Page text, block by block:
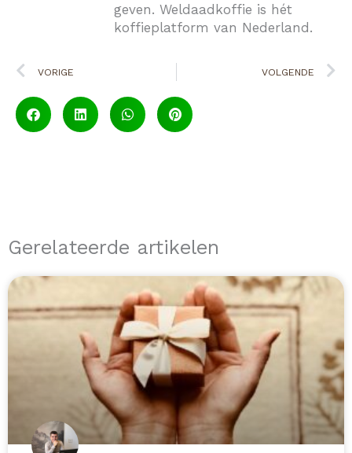
geven. Weldaadkoffie is hét
koffieplatform van Nederland.
Vorige
VORIGE VOLGENDE
Gerelateerde artikelen